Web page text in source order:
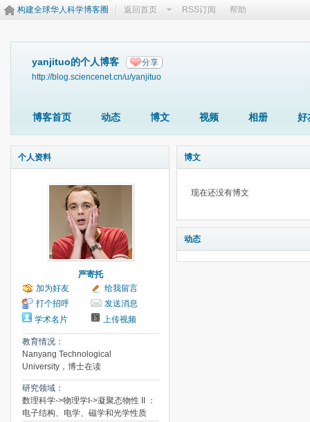
构建全球华人科学博客圈 返回首页 RSS订阅 帮助
yanjituo的个人博客 分享
http://blog.sciencenet.cn/u/yanjituo
博客首页 动态 博文 视频 相册 好
个人资料
严寄托
加为好友
给我留言
打个招呼
发送消息
学术名片
上传视频
教育情况：
Nanyang Technological
University，博士在读
研究领域：
数理科学->物理学I->凝聚态物性 II ：
电子结构、电学、磁学和光学性质
博文
现在还没有博文
动态